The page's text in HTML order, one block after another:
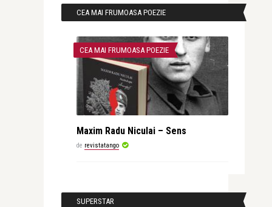
CEA MAI FRUMOASA POEZIE
CEA MAI FRUMOASA POEZIE
Maxim Radu Niculai – Sens
de revistatango
SUPERSTAR